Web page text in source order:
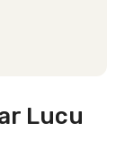
Lucu